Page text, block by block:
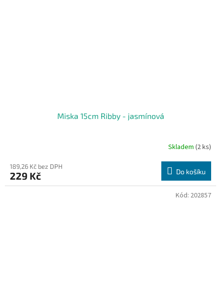
Miska 15cm Ribby - jasmínová
Skladem (2 ks)
189,26 Kč bez DPH
229 Kč Do košíku
Kód: 202857